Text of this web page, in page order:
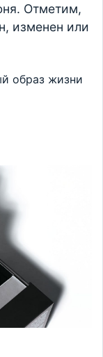
Отметим,
изменен или
образ жизни